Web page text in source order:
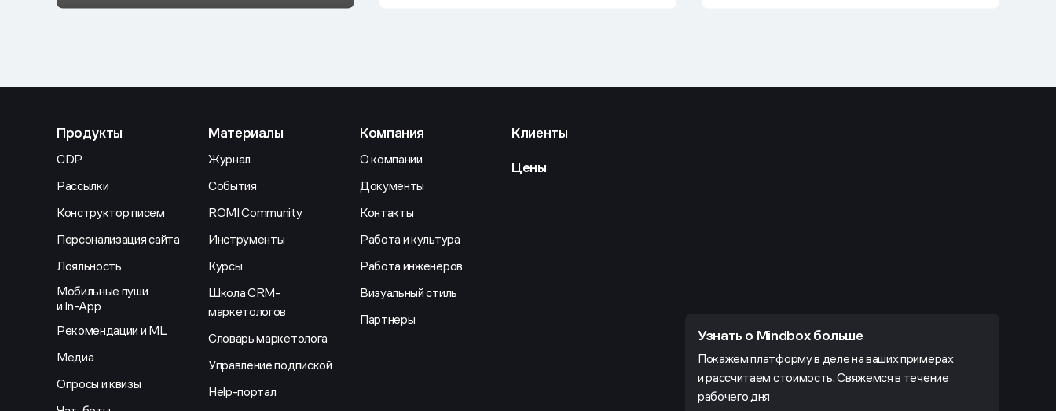
Продукты
CDP
Рассылки
Конструктор писем
Персонализация сайта
Лояльность
Мобильные пуши
и In-App
Рекомендации и ML
Медиа
Опросы и квизы
Материалы
Журнал
События
ROMI Community
Инструменты
Курсы
Школа CRM-
маркетологов
Словарь маркетолога
Управление подпиской
Help-портал
Компания
О компании
Документы
Контакты
Работа и культура
Работа инженеров
Визуальный стиль
Партнеры
Клиенты
Цены
Узнать о Mindbox больше
Покажем платформу в деле на ваших примерах
и рассчитаем стоимость. Свяжемся в течение
рабочего дня